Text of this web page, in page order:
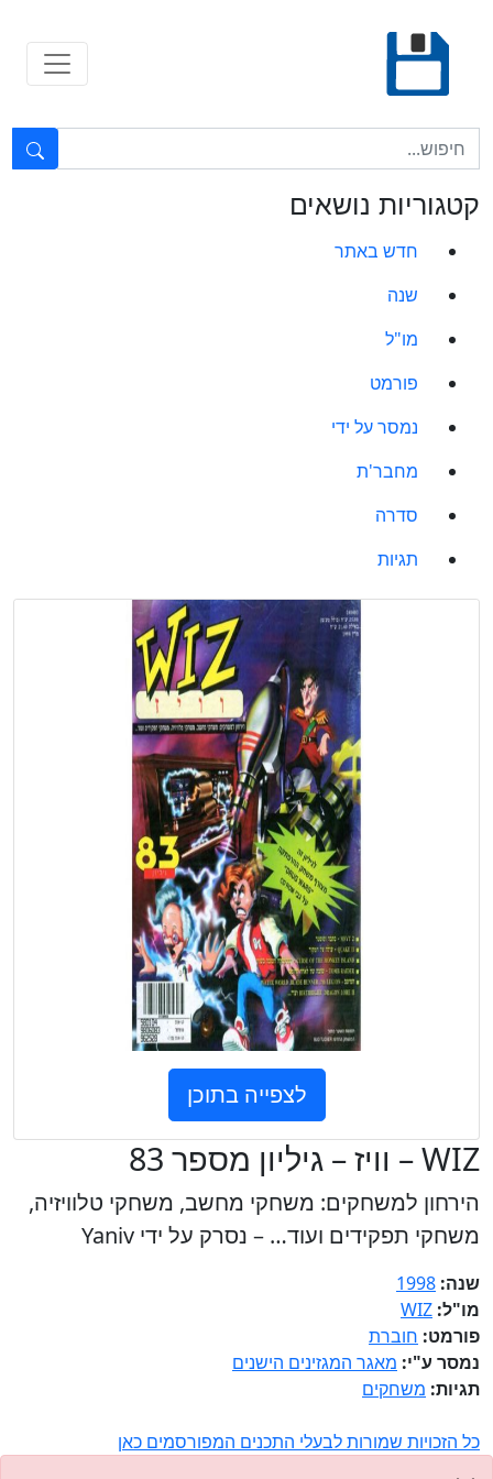
content
טקסט חופשי...
קטגוריות נושאים
חדש באתר
שנה
מו"ל
פורמט
נמסר על ידי
מחבר'ת
סדרה
תגיות
לצפייה בתוכן
WIZ – וויז – גיליון מספר 83
הירחון למשחקים: משחקי מחשב, משחקי טלוויזיה,
משחקי תפקידים ועוד… – נסרק על ידי Yaniv
שנה: 1998
מו"ל: WIZ
פורמט: חוברת
נמסר ע"י: מאגר המגזינים הישנים
תגיות: משחקים
כל הזכויות שמורות לבעלי התכנים המפורסמים כאן